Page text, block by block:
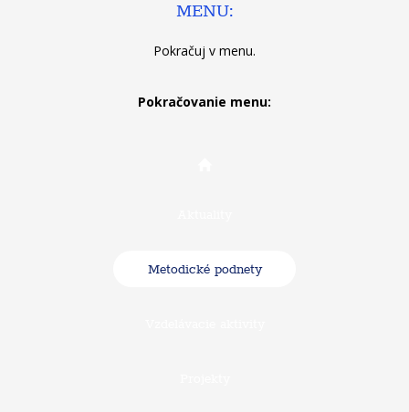
MENU:
Pokračuj v menu.
Pokračovanie menu:
Metodické podnety